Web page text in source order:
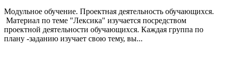
Модульное обучение. Проектная деятельность обучающихся.
Материал по теме "Лексика" изучается посредством
проектной деятельности обучающихся. Каждая группа по
плану -заданию изучает свою тему, вы...